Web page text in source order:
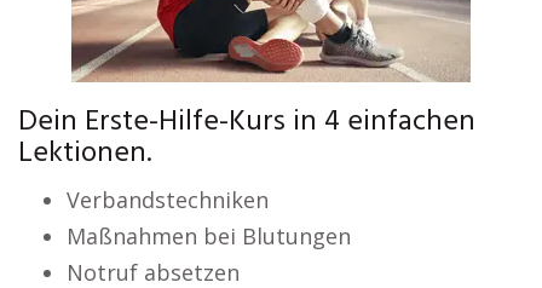
Dein Erste-Hilfe-Kurs in 4 einfachen
Lektionen.
Verbandstechniken
Maßnahmen bei Blutungen
Notruf absetzen